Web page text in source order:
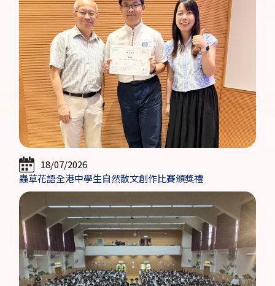
18/07/2026
蟲草花語全港中學生自然散文創作比賽頒獎禮